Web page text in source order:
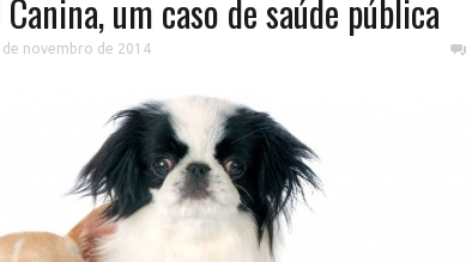
um caso de saúde pública
de novembro de 2014